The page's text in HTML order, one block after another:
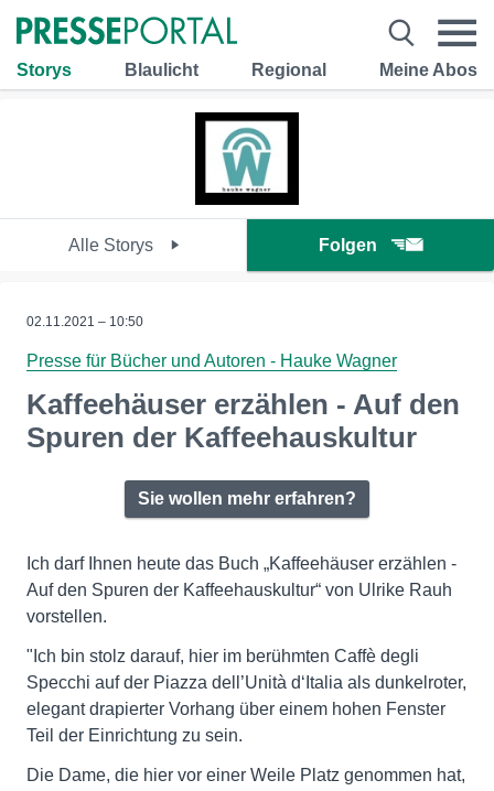
Storys Blaulicht Regional Meine Abos
Alle Storys Folgen
02.11.2021 – 10:50
Presse für Bücher und Autoren - Hauke Wagner
Kaffeehäuser erzählen - Auf den
Spuren der Kaffeehauskultur
Sie wollen mehr erfahren?
Ich darf Ihnen heute das Buch „Kaffeehäuser erzählen -
Auf den Spuren der Kaffeehauskultur“ von Ulrike Rauh
vorstellen.
"Ich bin stolz darauf, hier im berühmten Caffè degli
Specchi auf der Piazza dell’Unità d‘Italia als dunkelroter,
elegant drapierter Vorhang über einem hohen Fenster
Teil der Einrichtung zu sein.
Die Dame, die hier vor einer Weile Platz genommen hat,